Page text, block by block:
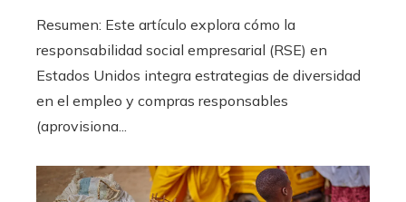
Resumen: Este artículo explora cómo la
responsabilidad social empresarial (RSE) en
Estados Unidos integra estrategias de diversidad
en el empleo y compras responsables
(aprovisiona...